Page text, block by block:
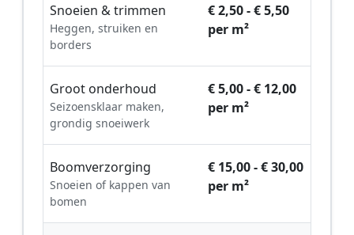
Snoeien & trimmen
Heggen, struiken en
borders
€ 2,50 - € 5,50
per m²
Groot onderhoud
Seizoensklaar maken,
grondig snoeiwerk
€ 5,00 - € 12,00
per m²
Boomverzorging
Snoeien of kappen van
bomen
€ 15,00 - € 30,00
per m²